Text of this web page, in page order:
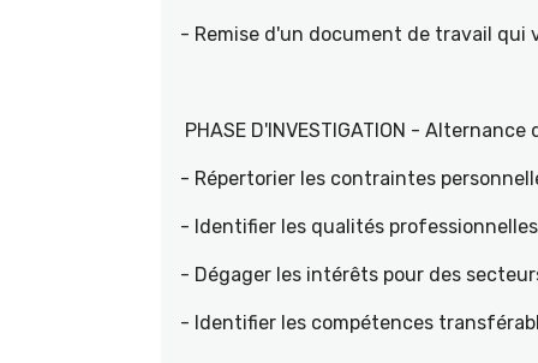
- Remise d'un document de travail qui
PHASE D'INVESTIGATION -
- Répertorier les contraintes
- Identifier les qualités
- Dégager les intérêts pour des
- Identifier les compétences